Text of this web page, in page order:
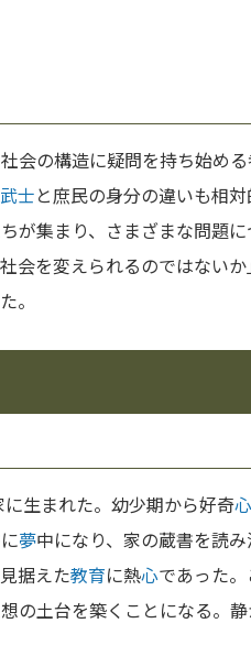
の構造に疑問を持ち始める
武士と庶民の身分の違いも相
が集まり、さまざまな問題
会を変えられるのではないか
。
生まれた。幼少期から好奇心
夢中になり、家の蔵書を読
据えた教育に熱心であった
の土台を築くことになる。静